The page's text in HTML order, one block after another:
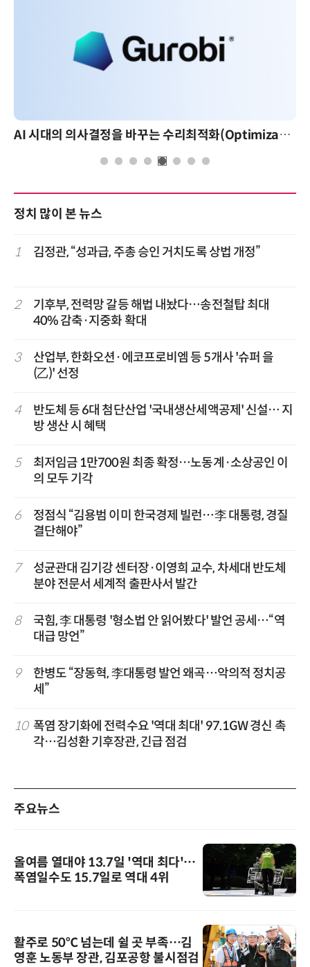
AI 시대의 의사결정을 바꾸는 수리최적화(Optimization): 실제 산업 적용 사례와 활용 전략
정치 많이 본 뉴스
1 김정관, “성과급, 주총 승인 거치도록 상법 개정”
2
기후부, 전력망 갈등 해법 내놨다…송전철탑 최대
40% 감축·지중화 확대
3
산업부, 한화오션·에코프로비엠 등 5개사 '슈퍼 을
(乙)' 선정
4
반도체 등 6대 첨단산업 '국내생산세액공제' 신설… 지
방 생산 시 혜택
5
최저임금 1만700원 최종 확정…노동계·소상공인 이
의 모두 기각
6
정점식 “김용범 이미 한국경제 빌런…李 대통령, 경질
결단해야”
7
성균관대 김기강 센터장·이영희 교수, 차세대 반도체
분야 전문서 세계적 출판사서 발간
8
국힘, 李 대통령 '형소법 안 읽어봤다' 발언 공세…“역
대급 망언”
9
한병도 “장동혁, 李대통령 발언 왜곡…악의적 정치공
세”
10 폭염 장기화에 전력수요 '역대 최대' 97.1GW 경신 촉
각…김성환 기후장관, 긴급 점검
주요뉴스
올여름 열대야 13.7일 '역대 최다'…
폭염일수도 15.7일로 역대 4위
활주로 50℃ 넘는데 쉴 곳 부족…김
영훈 노동부 장관, 김포공항 불시점검